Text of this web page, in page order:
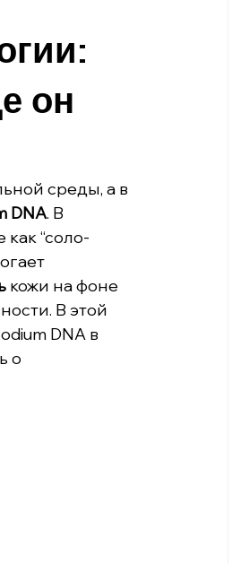
он
среды, а в
DNA. В
“соло-
кожи на фоне
В этой
DNA в
о